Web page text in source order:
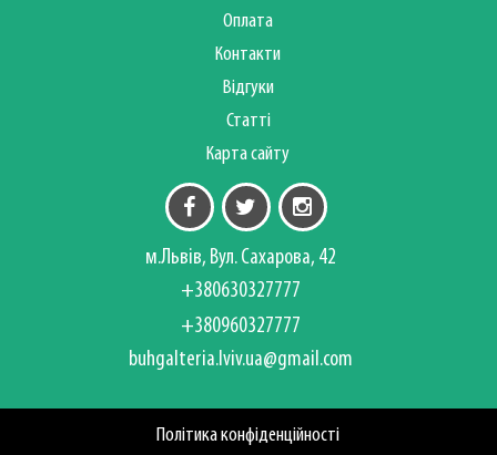
Оплата
Контакти
Відгуки
Статті
Карта сайту
м.Львів, Вул. Сахарова, 42
+380630327777
+380960327777
buhgalteria.lviv.ua@gmail.com
Політика конфіденційності